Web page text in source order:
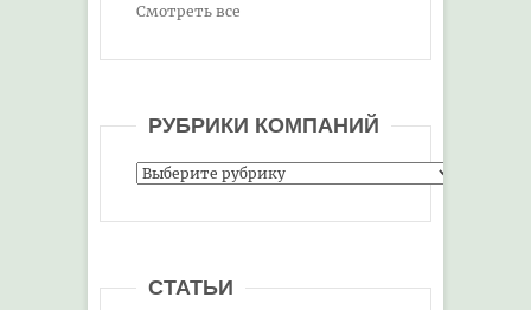
Смотреть все
РУБРИКИ КОМПАНИЙ
Рубрики
СТАТЬИ